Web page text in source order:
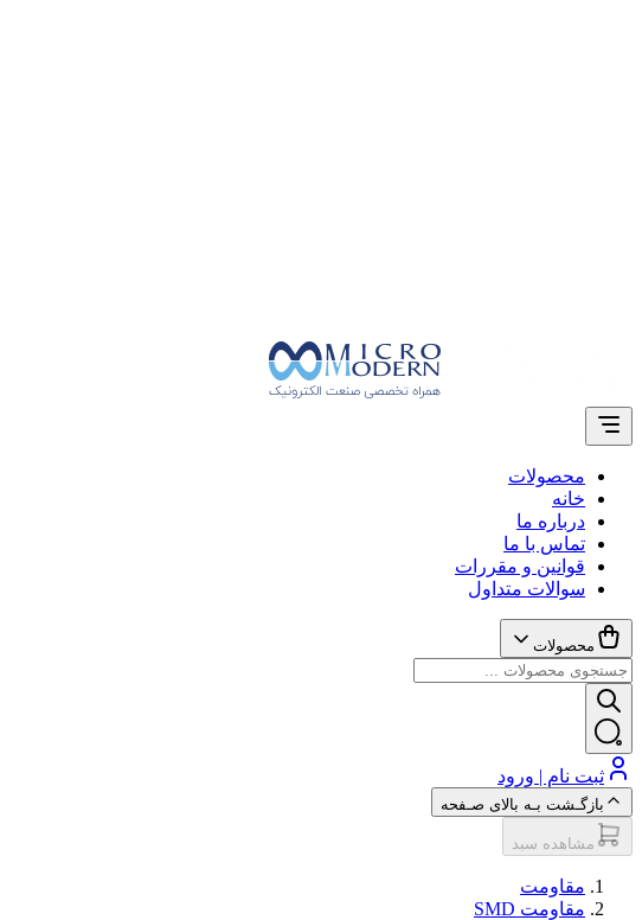
محصولات
خانه
درباره ما
تماس با ما
قوانین و مقررات
سوالات متداول
محصولات
ثبت نام | ورود
بازگـشت بـه بالای صـفحه
مشاهده سبد
مقاومت‌
مقاومت SMD